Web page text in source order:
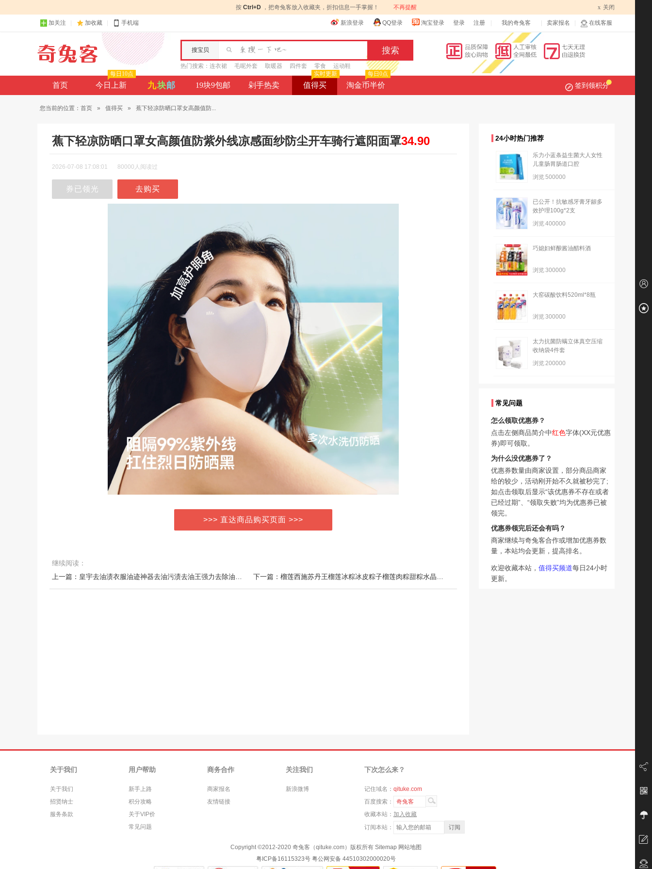
按 Ctrl+D ，把奇兔客放入收藏夹，折扣信息一手掌握！ 不再提醒 x 关闭
加关注 加收藏 手机端 新浪登录 QQ登录 淘宝登录 登录 注册 我的奇兔客 卖家报名 在线客服
搜宝贝
热门搜索： 连衣裙 毛呢外套 取暖器 四件套 零食 运动鞋
首页 今日上新
每日10点
九块邮 19块9包邮 剁手热卖 值得买
实时更新
淘金币半价
每日0点
签到领积分
您当前的位置： 首页 » 值得买 » 蕉下轻凉防晒口罩女高颜值防...
蕉下轻凉防晒口罩女高颜值防紫外线凉感面纱防尘开车骑行遮阳面罩34.90
2026-07-08 17:08:01 80000人阅读过
券已领光 去购买
>>> 直达商品购买页面 >>>
继续阅读：
24小时热门推荐
乐力小蓝条益生菌大人女性
儿童肠胃肠道口腔
浏览500000
已公开！抗敏感牙膏牙龈多
效护理100g*2支
浏览400000
巧媳妇鲜酿酱油醋料酒
浏览300000
大窑碳酸饮料520ml*8瓶
浏览300000
太力抗菌防螨立体真空压缩
收纳袋4件套
浏览200000
常见问题
怎么领取优惠券？
点击左侧商品简介中红色字体(XX元优惠
券)即可领取。
为什么没优惠券了？
优惠券数量由商家设置，部分商品商家
给的较少，活动刚开始不久就被秒完了;
如点击领取后显示“该优惠券不存在或者
已经过期”、“领取失败”均为优惠券已被
领完。
优惠券领完后还会有吗？
商家继续与奇兔客合作或增加优惠券数
量，本站均会更新，提高排名。
欢迎收藏本站， 值得买频道每日24小时
更新。
关于我们
关于我们
招贤纳士
服务条款
用户帮助
新手上路
积分攻略
关于VIP价
常见问题
商务合作
商家报名
友情链接
关注我们
新浪微博
下次怎么来？
记住域名： qituke.com
百度搜索：
奇兔客
收藏本站： 加入收藏
订阅本站：
Copyright ©2012-2020 奇兔客（qituke.com）版权所有 Sitemap 网站地图
粤ICP备16115323号 粤公网安备 44510302000020号